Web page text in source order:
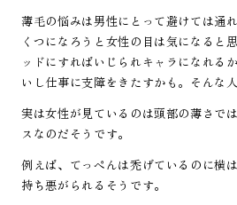
薄毛の悩みは男性にとって避けては通
くつになろうと女性の目は気になると
ッドにすればいじられキャラになれる
いし仕事に支障をきたすかも。そんな
実は女性が見ているのは頭部の薄さで
スなのだそうです。
例えば、てっぺんは禿げているのに横
持ち悪がられるそうです。